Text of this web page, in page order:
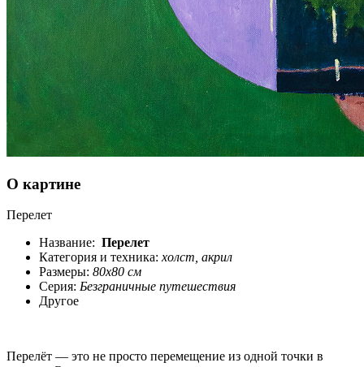
О картине
Перелет
Название: Перелет
Категория и техника: холст, акрил
Размеры: 80x80 см
Серия: Безграничные путешествия
Другое
Перелёт — это не просто перемещение из одной точки в